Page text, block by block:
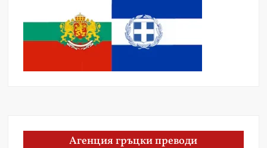
Агенция гръцки преводи